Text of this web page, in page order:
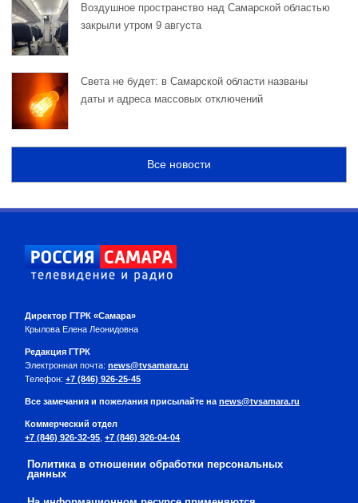
Воздушное пространство над Самарской областью
закрыли утром 9 августа
Света не будет: в Самарской области названы
даты и адреса массовых отключений
Все новости
Директор ГТРК «Самара»
Крылова Елена Леонидовна
Редакция ГТРК
Электронная почта: news@tvsamara.ru
Телефон: +7 (846) 926-25-45
Все замечания и пожелания присылайте на news@tvsamara.ru
Коммерческий отдел
+7 (846) 926-32-95 +7 (846) 926-04-04
Политика в отношении обработки персональных
данных